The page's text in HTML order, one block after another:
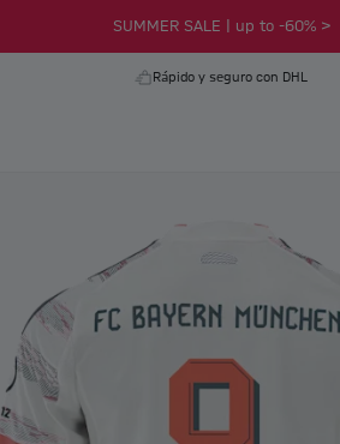
SUMMER SALE | up to -60% >
Rápido y seguro con DHL